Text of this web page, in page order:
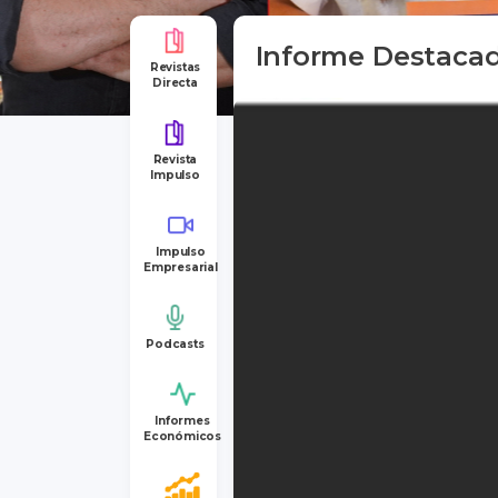
Revistas
Directa
Revista
Impulso
Impulso
Empresarial
Podcasts
Informes
Económicos
Informe